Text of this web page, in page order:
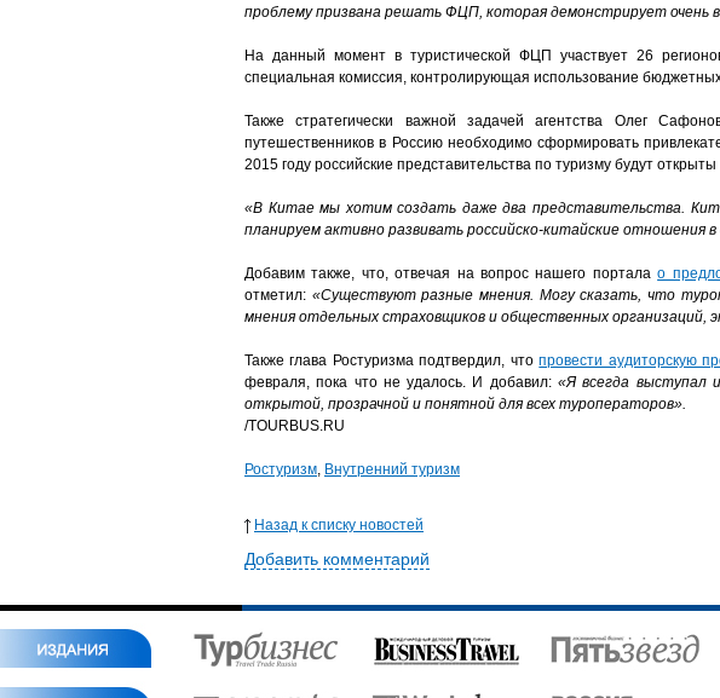
проблему призвана решать ФЦП, которая демонстрирует очень
На данный момент в туристической ФЦП участвует 26
специальная комиссия, контролирующая использование
Также стратегически важной задачей агентства Олег
путешественников в Россию необходимо сформировать
2015 году российские представительства по туризму будут
«В Китае мы хотим создать даже два представительства.
планируем активно развивать российско-китайские отношения
Добавим также, что, отвечая на вопрос нашего порталао
отметил: «Существуют разные мнения. Могу сказать, что
мнения отдельных страховщиков и общественных организаций,
Также глава Ростуризма подтвердил, чтопровести аудиторскую
февраля, пока что не удалось. И добавил: «Я всегда выступал
открытой, прозрачной и понятной для всех туроператоров».
/TOURBUS.RU
Ростуризм, Внутренний туризм
Назад к списку новостей
Добавить комментарий